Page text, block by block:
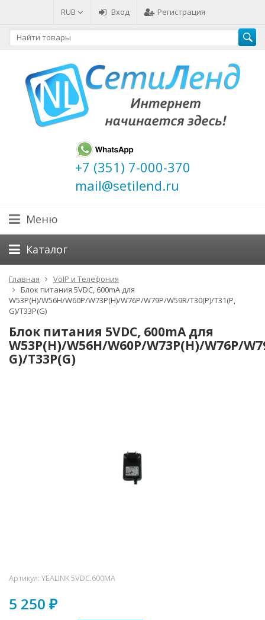
RUB Вход Регистрация
+7 (351) 7-000-370
mail@setilend.ru
Меню
Каталог
Главная
VoIP и Телефония
Блок питания 5VDC, 600mA для
W53P(H)/W56H/W60P/W73P(H)/W76P/W79P/W59R/T30(P)/T31(P,
G)/T33P(G)
Блок питания 5VDC, 600mA для
W53P(H)/W56H/W60P/W73P(H)/W76P/
G)/T33P(G)
Артикул: YEALINK 5VDC.600MA
5 250 ₽